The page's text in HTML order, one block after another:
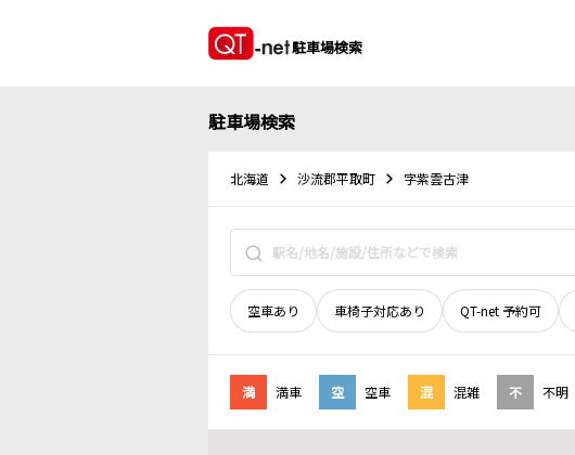
駐車場検索
駐車場検索
北海道 沙流郡平取町 字紫雲古津
空車あり 車椅子対応あり QT-net 予約可
満 満車 空 空車 混 混雑 不 不明